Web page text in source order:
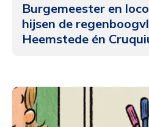
Burgemeester en
hijsen de
Heemstede én